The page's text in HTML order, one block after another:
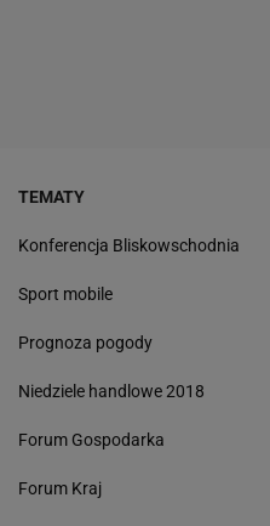
TEMATY
Konferencja Bliskowschodnia
Sport mobile
Prognoza pogody
Niedziele handlowe 2018
Forum Gospodarka
Forum Kraj